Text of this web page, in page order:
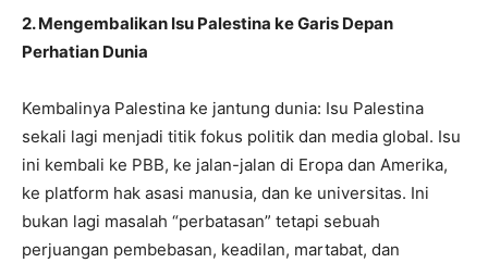
2. Mengembalikan Isu Palestina ke Garis Depan
Perhatian Dunia
Kembalinya Palestina ke jantung dunia: Isu Palestina
sekali lagi menjadi titik fokus politik dan media global. Isu
ini kembali ke PBB, ke jalan-jalan di Eropa dan Amerika,
ke platform hak asasi manusia, dan ke universitas. Ini
bukan lagi masalah “perbatasan” tetapi sebuah
perjuangan pembebasan, keadilan, martabat, dan